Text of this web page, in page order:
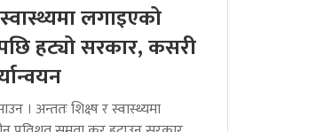
लगाइएको
हट्यो सरकार, कसरी
। अन्ततः शिक्ष्ष र स्वास्थ्यमा